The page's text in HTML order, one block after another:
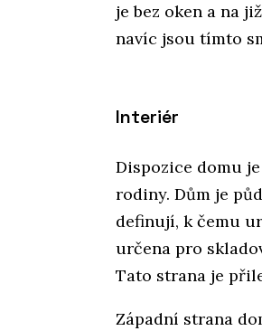
je bez oken a na
navíc jsou tímto
Interiér
Dispozice domu
rodiny. Dům je
definují, k čemu
určena pro
Tato strana je
Západní strana